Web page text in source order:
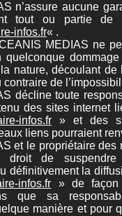
n’assure aucune
tout ou partie de
infos.fr« .
MEDIAS ne
quelconque
nature, découlant de
de
décline toute
des sites internet
infos.fr » et des
liens pourraient
et le propriétaire des
droit de
définitivement la
infos.fr » de façon
que sa
manière et pour